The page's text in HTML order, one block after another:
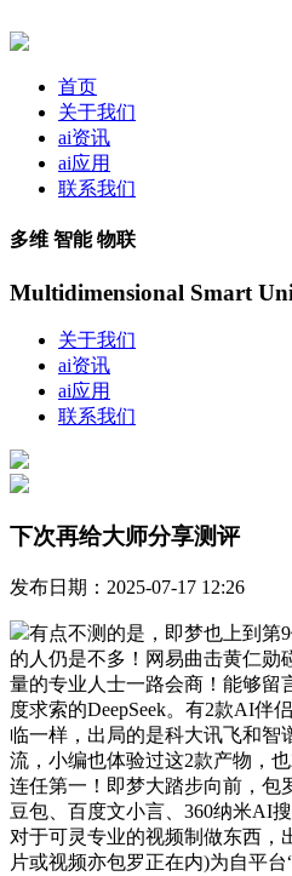
首页
关于我们
ai资讯
ai应用
联系我们
多维 智能 物联
Multidimensional Smart
关于我们
ai资讯
ai应用
联系我们
下次再给大师分享测评
发布日期：2025-07-17 12:26
有点不测的是，即梦也上到第
的人仍是不多！网易曲击黄仁勋
量的专业人士一路会商！能够留
度求索的DeepSeek。有2款AI伴
临一样，出局的是科大讯飞和智
流，小编也体验过这2款产物，
连任第一！即梦大踏步向前，包
豆包、百度文小言、360纳米AI
对于可灵专业的视频制做东西，
片或视频亦包罗正在内)为自平台